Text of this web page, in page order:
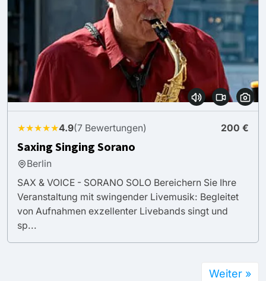
★★★★★4.9(7 Bewertungen) 200 €
Saxing Singing Sorano
Berlin
SAX & VOICE - SORANO SOLO Bereichern Sie Ihre
Veranstaltung mit swingender Livemusik: Begleitet
von Aufnahmen exzellenter Livebands singt und
sp...
Weiter »